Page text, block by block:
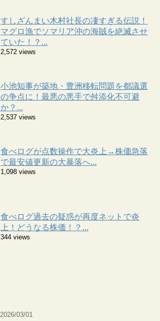
すしざんまい木村社長の凄すぎる伝説！
マグロ漁でソマリア沖の海賊を絶滅させ
ていた！？...
2,572 views
小池知事が築地・豊洲移転問題を都議選
の争点に！最悪の悪手で舛添化不可避
か？...
2,537 views
食べログが点数操作で大炎上→株価急落
で最安値更新の大暴落へ...
1,098 views
食べログ過去の疑惑が再度ネットで炎
上！どうなる株価！？...
344 views
2026/03/01